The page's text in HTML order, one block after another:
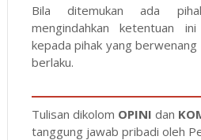
Bila ditemukan ada
mengindahkan ketentuan
kepada pihak yang
berlaku.
Tulisan dikolom OPINI dan
tanggung jawab pribadi oleh